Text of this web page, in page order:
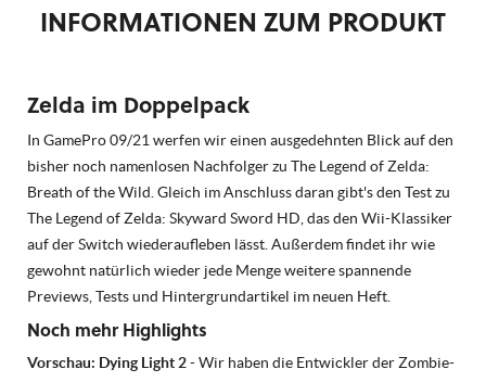
INFORMATIONEN ZUM PRODUKT
Zelda im Doppelpack
In GamePro 09/21 werfen wir einen ausgedehnten Blick auf den
bisher noch namenlosen Nachfolger zu The Legend of Zelda:
Breath of the Wild. Gleich im Anschluss daran gibt's den Test zu
The Legend of Zelda: Skyward Sword HD, das den Wii-Klassiker
auf der Switch wiederaufleben lässt. Außerdem findet ihr wie
gewohnt natürlich wieder jede Menge weitere spannende
Previews, Tests und Hintergrundartikel im neuen Heft.
Noch mehr Highlights
Vorschau: Dying Light 2- Wir haben die Entwickler der Zombie-